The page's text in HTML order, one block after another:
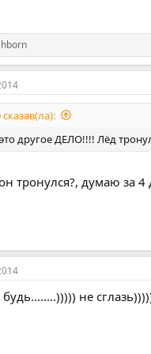
сказав(ла):
другое ДЕЛО!!!! Лёд
тронулся?, думаю за
не